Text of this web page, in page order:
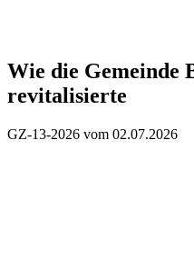
Wie die Gemeinde
revitalisierte
GZ-13-2026 vom 02.07.2026